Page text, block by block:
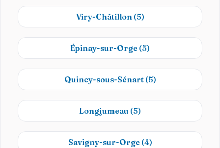
Viry-Châtillon (5)
Épinay-sur-Orge (5)
Quincy-sous-Sénart (5)
Longjumeau (5)
Savigny-sur-Orge (4)